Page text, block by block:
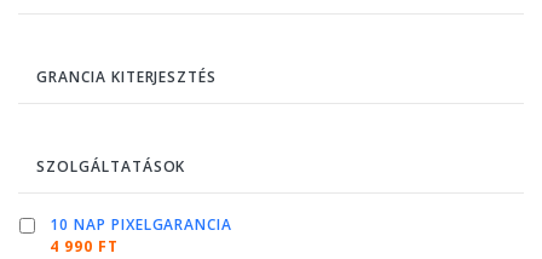
GRANCIA KITERJESZTÉS
SZOLGÁLTATÁSOK
10 NAP PIXELGARANCIA
4 990 FT